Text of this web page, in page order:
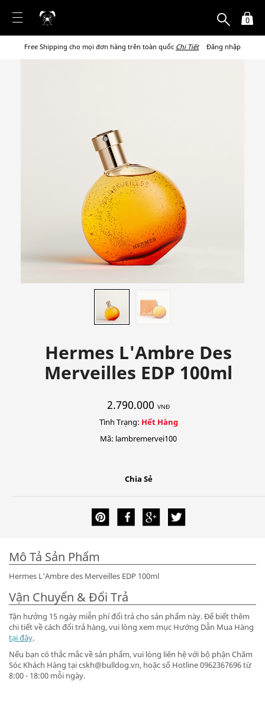
0
Free Shipping cho mọi đơn hàng trên toàn quốc Chi Tiết Đăng nhập
Hermes L'Ambre Des
Merveilles EDP 100ml
2.790.000 VNĐ
Tình Trạng: Hết Hàng
Mã: lambremervei100
Chia Sẻ
Mô Tả Sản Phẩm
Hermes L'Ambre des Merveilles EDP 100ml
Vận Chuyển & Đổi Trả
Tận hưởng 15 ngày miễn phí đổi trả cho sản phẩm này. Để biết thêm
chi tiết về cách đổi trả hàng, vui lòng xem mục Hướng Dẫn Mua Hàng
tại đây.
Nếu bạn có thắc mắc về sản phẩm, vui lòng liên hệ với bộ phận Chăm
Sóc Khách Hàng tại cskh@bulldog.vn, hoặc số Hotline 0962367696 từ
8:00 - 18:00 mỗi ngày.